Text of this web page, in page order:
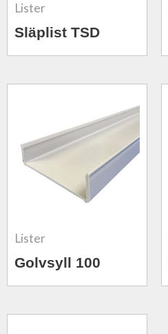
Lister
Släplist TSD
Lister
Golvsyll 100